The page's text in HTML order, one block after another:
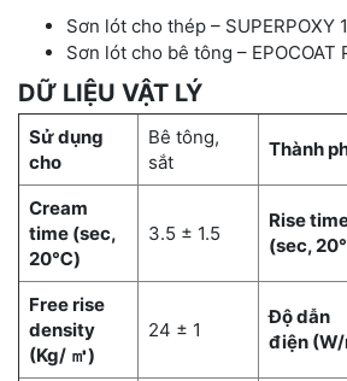
Sơn lót cho thép – SUPERPOXY
Sơn lót cho bê tông – EPOCOAT
DỮ LIỆU VẬT LÝ
Sử dụng
cho
Bê tông,
sắt
Thành
Cream
time (sec,
20℃)
3.5 ± 1.5
Rise
(sec,
Free rise
density
(Kg/ ㎥)
24 ± 1
Độ dẫn
điện (W/